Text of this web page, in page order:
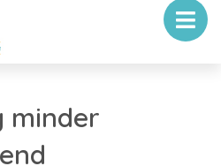
minder